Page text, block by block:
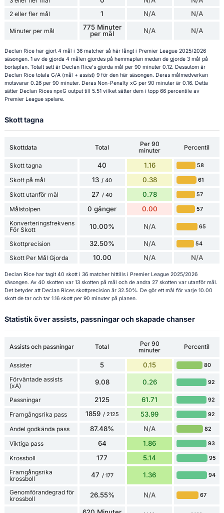
2 eller fler mål 1 N/A N/A
Minuter per mål
775 Minuter
per mål
N/A N/A
Declan Rice har gjort 4 mål i 36 matcher så här långt i Premier League 2025/2026
säsongen. 1 av de gjorda 4 målen gjordes på hemmaplan medan de gjorde 3 mål på
bortaplan. Totalt sett är Declan Rice's gjorda mål per 90 minuter 0.12. Dessutom är
Declan Rice totala G/A (mål + assist) 9 för den här säsongen. Deras målmedverkan
motsvarar 0.26 per 90 minuter. Deras Non-Penalty xG per 90 minuter är 0.16. Detta
sätter Declan Rices npxG output till 5.51 vilket sätter dem i topp 66 percentile av
Premier League spelare.
Skott tagna
Skottdata Total
Per 90
minuter
Percentil
Skott tagna 40 1.16 58
Skott på mål 13 / 40 0.38 61
Skott utanför mål 27 / 40 0.78 57
Målstolpen 0 gånger 0.00 57
Konverteringsfrekvens
För Skott
10.00% N/A 65
Skottprecision 32.50% N/A 54
Skott Per Mål Gjorda 10.00 N/A N/A
Declan Rice har tagit 40 skott i 36 matcher hittills i Premier League 2025/2026
säsongen. Av 40 skotten var 13 skotten på mål och de andra 27 skotten var utanför mål.
Det betyder att Declan Rices skottprecision är 32.50%. De gör ett mål för varje 10.00
skott de tar och tar 1.16 skott per 90 minuter på planen.
Statistik över assists, passningar och skapade chanser
Assists och passningar Total
Per 90
minuter
Percentil
Assister 5 0.15 80
Förväntade assists
(xA)
9.08 0.26 92
Passningar 2125 61.71 92
Framgångsrika pass 1859 / 2125 53.99 92
Andel godkända pass 87.48% N/A 82
Viktiga pass 64 1.86 93
Krossboll 177 5.14 95
Framgångsrika
krossboll
47 / 177 1.36 94
Genomförandegrad för
krossboll
26.55% N/A 67